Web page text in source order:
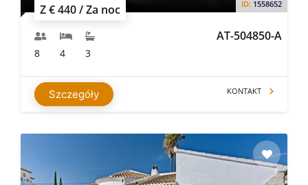
Z € 440 / Za noc ID: 1558652
AT-504850-A
8 4 3
Szczegóły KONTAKT